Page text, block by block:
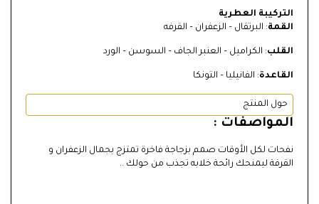
التركيبة العطرية
القمة: البرتقال – الزعفران – القرفه
القلب: الكراميل – العنبر الجاف – السوسن – الورد
القاعدة: الفانيليا – التونكا
حول المنتج
المواصفات :
نفحات لكل الأوقات صمم بزجاجة فاخرة تمتزج بجمال الزعفران و
القرفة ليمنحك رائحة خلابه تجذب من حولك ..